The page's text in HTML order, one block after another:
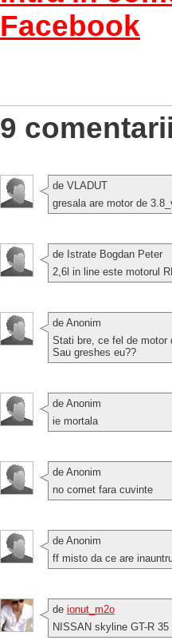
Facebook
9
de VLADUT
gresala are motor de
de Istrate Bogdan Peter
2,6l in line este motorul
de Anonim
Stati bre, ce fel de motor
Sau greshes eu??
de Anonim
ie mortala
de Anonim
no comet fara cuvinte
de Anonim
ff misto da ce are
de ionut_m2o
NISSAN skyline GT-R